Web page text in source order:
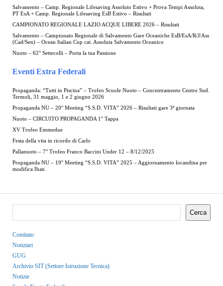
Salvamento – Camp. Regionale Lifesaving Assoluto Estivo + Prova Tempi Assoluta,
PT EsA + Camp. Regionale Lifesaving EsB Estivo – Risultati
CAMPIONATO REGIONALE LAZIO ACQUE LIBERE 2026 – Risultati
Salvamento – Campionato Regionale di Salvamento Gare Oceaniche EsB/EsA/R/J/Ass
(Cad/Sen) – Ocean Italian Cup cat. Assoluta Salvamento Oceanico
Nuoto – 62° Settecolli – Porta la tua Passione
Eventi Extra Federali
Propaganda: “Tutti in Piscina” – Trofeo Scuole Nuoto – Concentramento Centro Sud.
Termoli, 31 maggio, 1 e 2 giugno 2026
Propaganda NU – 20° Meeting “S.S.D. VITA” 2026 – Risultati gare 3ª giornata
Nuoto – CIRCUITO PROPAGANDA 1° Tappa
XV Trofeo Emmedue
Festa della vita in ricordo di Carlo
Pallanuoto – 7° Trofeo Franco Baccini Under 12 – 8/12/2025
Propaganda NU – 19° Meeting “S.S.D. VITA” 2025 – Aggiornamento locandina per
modifica Iban
Cerca
Comitato
Notiziari
GUG
Archivio SIT (Settore Istruzione Tecnica)
Notizie